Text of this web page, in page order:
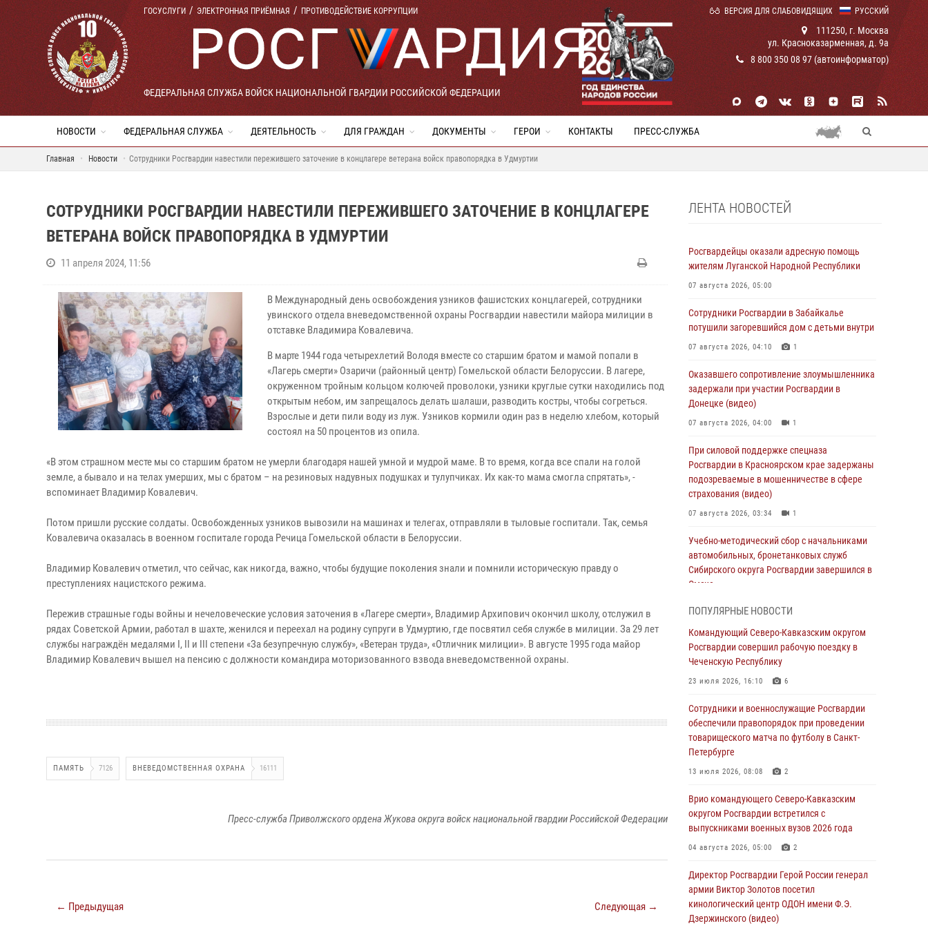
РУССКИЙ
ГОСУСЛУГИ ЭЛЕКТРОННАЯ ПРИЁМНАЯ ПРОТИВОДЕЙСТВИЕ КОРРУПЦИИ ВЕРСИЯ ДЛЯ СЛАБОВИДЯЩИХ
ФЕДЕРАЛЬНАЯ СЛУЖБА ВОЙСК НАЦИОНАЛЬНОЙ ГВАРДИИ РОССИЙСКОЙ ФЕДЕРАЦИИ
111250, г. Москва
ул. Красноказарменная, д. 9а
8 800 350 08 97 (автоинформатор)
НОВОСТИ ФЕДЕРАЛЬНАЯ СЛУЖБА ДЕЯТЕЛЬНОСТЬ ДЛЯ ГРАЖДАН ДОКУМЕНТЫ ГЕРОИ КОНТАКТЫ ПРЕСС-СЛУЖБА
Главная Новости Сотрудники Росгвардии навестили пережившего заточение в концлагере ветерана войск правопорядка в Удмуртии
СОТРУДНИКИ РОСГВАРДИИ НАВЕСТИЛИ ПЕРЕЖИВШЕГО ЗАТОЧЕНИЕ В КОНЦЛАГЕРЕ
ВЕТЕРАНА ВОЙСК ПРАВОПОРЯДКА В УДМУРТИИ
11 апреля 2024, 11:56
В Международный день освобождения узников фашистских концлагерей, сотрудники
увинского отдела вневедомственной охраны Росгвардии навестили майора милиции в
отставке Владимира Ковалевича.
В марте 1944 года четырехлетий Володя вместе со старшим братом и мамой попали в
«Лагерь смерти» Озаричи (районный центр) Гомельской области Белоруссии. В лагере,
окруженном тройным кольцом колючей проволоки, узники круглые сутки находились под
открытым небом, им запрещалось делать шалаши, разводить костры, чтобы согреться.
Взрослые и дети пили воду из луж. Узников кормили один раз в неделю хлебом, который
состоял на 50 процентов из опила.
«В этом страшном месте мы со старшим братом не умерли благодаря нашей умной и мудрой маме. В то время, когда все спали на голой
земле, а бывало и на телах умерших, мы с братом – на резиновых надувных подушках и тулупчиках. Их как-то мама смогла спрятать», -
вспоминает Владимир Ковалевич.
Потом пришли русские солдаты. Освобожденных узников вывозили на машинах и телегах, отправляли в тыловые госпитали. Так, семья
Ковалевича оказалась в военном госпитале города Речица Гомельской области в Белоруссии.
Владимир Ковалевич отметил, что сейчас, как никогда, важно, чтобы будущие поколения знали и помнили историческую правду о
преступлениях нацистского режима.
Пережив страшные годы войны и нечеловеческие условия заточения в «Лагере смерти», Владимир Архипович окончил школу, отслужил в
рядах Советской Армии, работал в шахте, женился и переехал на родину супруги в Удмуртию, где посвятил себя службе в милиции. За 29 лет
службы награждён медалями I, II и III степени «За безупречную службу», «Ветеран труда», «Отличник милиции». В августе 1995 года майор
Владимир Ковалевич вышел на пенсию с должности командира моторизованного взвода вневедомственной охраны.
ПАМЯТЬ 7126 ВНЕВЕДОМСТВЕННАЯ ОХРАНА 16111
Пресс-служба Приволжского ордена Жукова округа войск национальной гвардии Российской Федерации
← Предыдущая Следующая →
ЛЕНТА НОВОСТЕЙ
Росгвардейцы оказали адресную помощь
жителям Луганской Народной Республики
07 августа 2026, 05:00
Сотрудники Росгвардии в Забайкалье
потушили загоревшийся дом с детьми внутри
07 августа 2026, 04:10 1
Оказавшего сопротивление злоумышленника
задержали при участии Росгвардии в
Донецке (видео)
07 августа 2026, 04:00 1
При силовой поддержке спецназа
Росгвардии в Красноярском крае задержаны
подозреваемые в мошенничестве в сфере
страхования (видео)
07 августа 2026, 03:34 1
Учебно-методический сбор с начальниками
автомобильных, бронетанковых служб
Сибирского округа Росгвардии завершился в
Омске
Генерал-полковник Олег Плохой поздравил
специалистов организационно-штатных
подразделений Росгвардии с
профессиональным праздником
В Нижнем Новгороде состоялось
Всероссийское совещание-семинар по
вопросам развития вневедомственной
охраны Росгвардии (видео)
В Брянске сотрудники и военнослужащие
Росгвардии почтили память Героя России
В кинологическом центре Уральского округа
Росгвардии почтили память товарищей,
погибших при исполнении воинского долга
ПОПУЛЯРНЫЕ НОВОСТИ
Командующий Северо-Кавказским округом
Росгвардии совершил рабочую поездку в
Чеченскую Республику
23 июля 2026, 16:10 6
Сотрудники и военнослужащие Росгвардии
обеспечили правопорядок при проведении
товарищеского матча по футболу в Санкт-
Петербурге
13 июля 2026, 08:08 2
Врио командующего Северо-Кавказским
округом Росгвардии встретился с
выпускниками военных вузов 2026 года
04 августа 2026, 05:00 2
Директор Росгвардии Герой России генерал
армии Виктор Золотов посетил
кинологический центр ОДОН имени Ф.Э.
Дзержинского (видео)